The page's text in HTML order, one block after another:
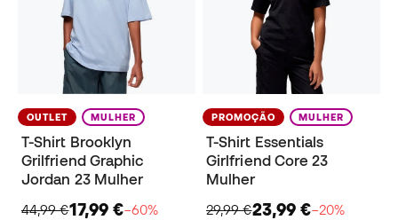
OUTLET MULHER
T-Shirt Brooklyn
Grilfriend Graphic
Jordan 23 Mulher
44,99 €17,99 €−60%
PROMOÇÃO MULHER
T-Shirt Essentials
Girlfriend Core 23
Mulher
29,99 €23,99 €−20%